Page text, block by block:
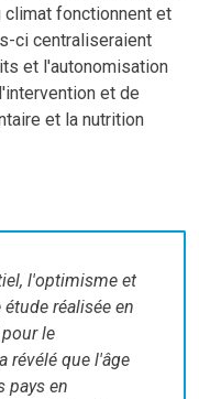
fonctionnent et
ci centraliseraient
et l'autonomisation
et de
et la nutrition
l'optimisme et
réalisée en
le
révélé que l'âge
pays en